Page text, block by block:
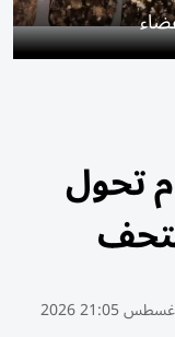
بعمر 101 عام تحول